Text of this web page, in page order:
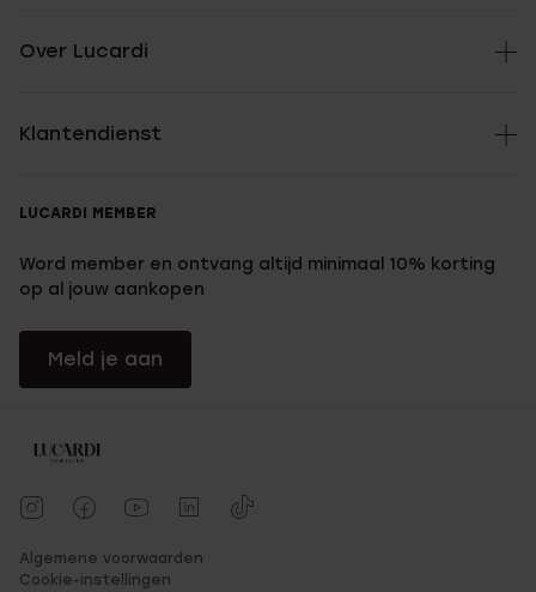
Over Lucardi
Klantendienst
LUCARDI MEMBER
Word member en ontvang altijd minimaal 10% korting
op al jouw aankopen
Meld je aan
Algemene voorwaarden
Cookie-instellingen